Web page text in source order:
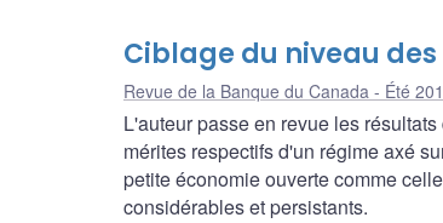
Ciblage du niveau
Revue de la Banque du Canada - Été
L'auteur passe en revue les
mérites respectifs d'un régime axé
petite économie ouverte comme
considérables et persistants.